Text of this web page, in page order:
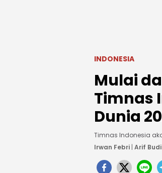
INDONESIA
Mulai
Timnas
Dunia
Timnas Indonesia
Irwan Febri | Arif